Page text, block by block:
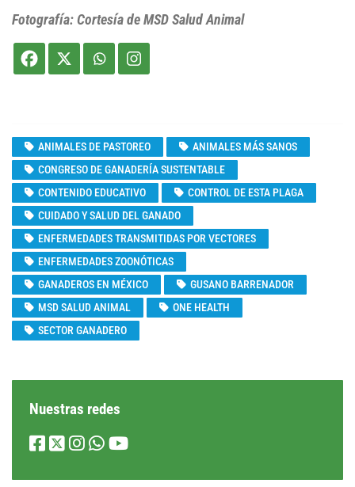
Fotografía: Cortesía de MSD Salud Animal
ANIMALES DE PASTOREO
ANIMALES MÁS SANOS
CONGRESO DE GANADERÍA SUSTENTABLE
CONTENIDO EDUCATIVO
CONTROL DE ESTA PLAGA
CUIDADO Y SALUD DEL GANADO
ENFERMEDADES TRANSMITIDAS POR VECTORES
ENFERMEDADES ZOONÓTICAS
GANADEROS EN MÉXICO
GUSANO BARRENADOR
MSD SALUD ANIMAL
ONE HEALTH
SECTOR GANADERO
Nuestras redes